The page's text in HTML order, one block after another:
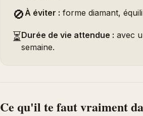
🚫À éviter : forme diamant,
⏳Durée de vie attendue : avec
semaine.
Ce qu'il te faut vraiment